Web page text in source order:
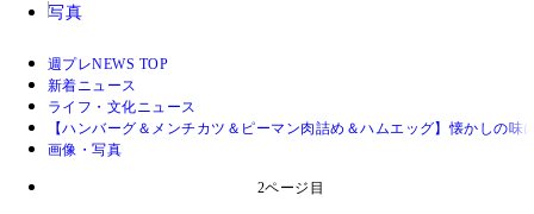
写真
週プレNEWS TOP
新着ニュース
ライフ・文化ニュース
【ハンバーグ＆メンチカツ＆ピーマン肉詰め＆ハムエッグ】懐かしの
画像・写真
2ページ目